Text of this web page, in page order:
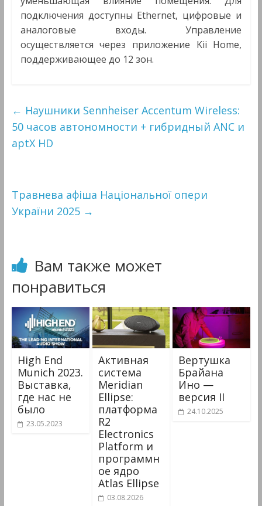
подключения доступны Ethernet, цифровые и
аналоговые входы. Управление
осуществляется через приложение Kii Home,
поддерживающее до 12 зон.
← Наушники Sennheiser Accentum Wireless:
50 часов автономности + гибридный ANC и
aptX HD
Травнева афіша Національної опери
України 2025 →
Вам также может
понравиться
High End
Munich 2023.
Выставка,
где нас не
было
23.05.2023
Активная
система
Meridian
Ellipse:
платформа
R2
Electronics
Platform и
программн
ое ядро
Atlas Ellipse
03.08.2026
Вертушка
Брайана
Ино —
версия II
24.10.2025